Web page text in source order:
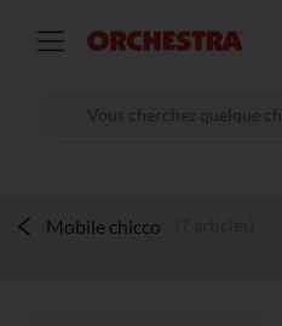
Mobile chicco